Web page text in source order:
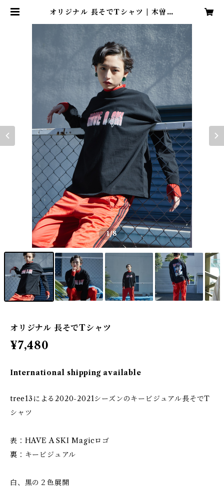
オリジナル 長そでTシャツ | 木曽福
プ
1/8
オリジナル 長そでTシャツ
¥7,480
International shipping available
tree13による2020-2021シーズンのキービジュアル長そでT
シャツ
表：HAVE A SKI Magicロゴ
裏：キービジュアル
白、黒の２色展開